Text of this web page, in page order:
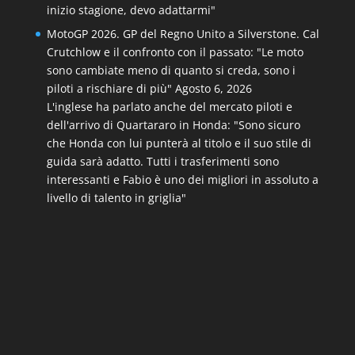
inizio stagione, devo adattarmi"
MotoGP 2026. GP del Regno Unito a Silverstone. Cal
Crutchlow e il confronto con il passato: "Le moto
sono cambiate meno di quanto si creda, sono i
piloti a rischiare di più" Agosto 6, 2026
L'inglese ha parlato anche del mercato piloti e
dell'arrivo di Quartararo in Honda: "Sono sicuro
che Honda con lui punterà al titolo e il suo stile di
guida sarà adatto. Tutti i trasferimenti sono
interessanti e Fabio è uno dei migliori in assoluto a
livello di talento in griglia"